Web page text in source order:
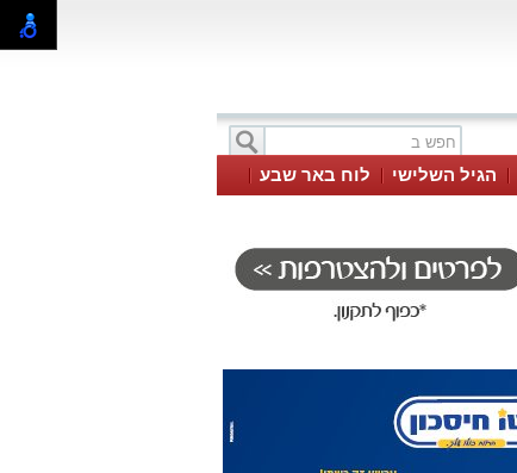
הגיל השלישי
לוח באר שבע